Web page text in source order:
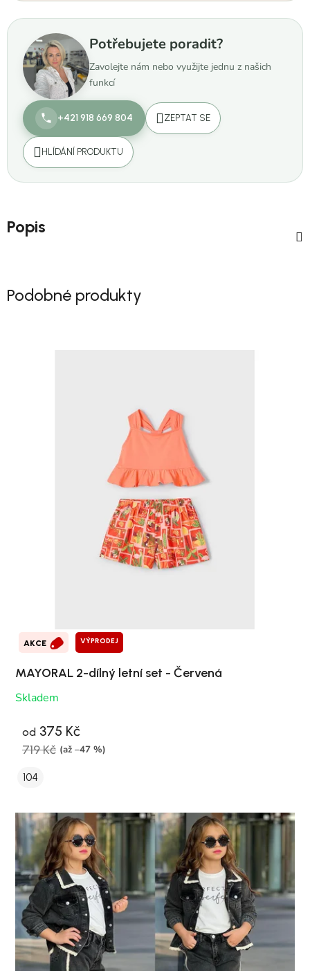
Potřebujete poradit?
Zavolejte nám nebo využijte jednu z našich
funkcí
+421 918 669 804 ZEPTAT SE
HLÍDÁNÍ PRODUKTU
Popis
Podobné produkty
AKCE VÝPRODEJ
MAYORAL 2-dílný letní set - Červená
Skladem
od 375 Kč
719 Kč (až –47 %)
104